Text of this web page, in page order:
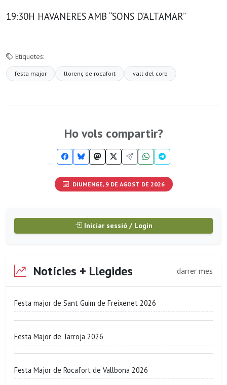
19:30H HAVANERES AMB “SONS D’ALTAMAR”
Etiquetes:
festa major llorenç de rocafort vall del corb
Ho vols compartir?
DIUMENGE, 9 DE AGOST DE 2026
Iniciar sessió / Login
Notícies + Llegides darrer mes
Festa major de Sant Guim de Freixenet 2026
Festa Major de Tarroja 2026
Festa Major de Rocafort de Vallbona 2026